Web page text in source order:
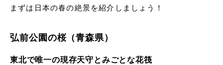
まずは日本の春の絶景を紹介しましょう！
弘前公園の桜（青森県）
東北で唯一の現存天守とみごとな花筏